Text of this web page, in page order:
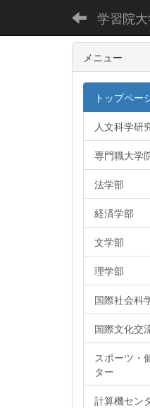
学習院
メニュー
トップペー
人文科学研
専門職大学
法学部
経済学部
文学部
理学部
国際社会科
国際文化交
スポーツ・
ター
計算機セン